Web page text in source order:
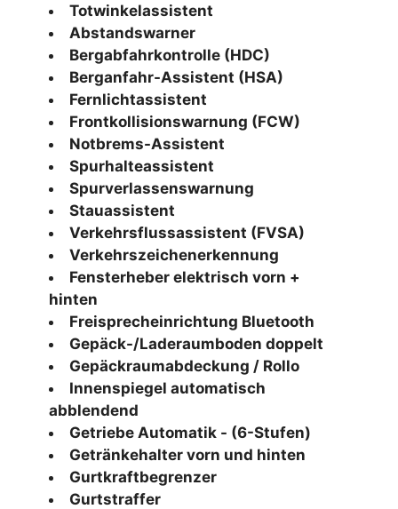
Totwinkelassistent
Abstandswarner
Bergabfahrkontrolle (HDC)
Berganfahr-Assistent (HSA)
Fernlichtassistent
Frontkollisionswarnung (FCW)
Notbrems-Assistent
Spurhalteassistent
Spurverlassenswarnung
Stauassistent
Verkehrsflussassistent (FVSA)
Verkehrszeichenerkennung
Fensterheber elektrisch vorn +
hinten
Freisprecheinrichtung Bluetooth
Gepäck-/Laderaumboden doppelt
Gepäckraumabdeckung / Rollo
Innenspiegel automatisch
abblendend
Getriebe Automatik - (6-Stufen)
Getränkehalter vorn und hinten
Gurtkraftbegrenzer
Gurtstraffer